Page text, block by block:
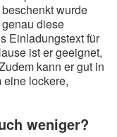
wurde
diese
Einladungstext für
ist er geeignet,
kann er gut in
lockere,
weniger?